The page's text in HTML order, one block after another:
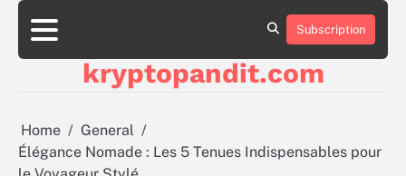
Skip
content
Subscription
kryptopandit.com
Home
General
Élégance Nomade : Les 5 Tenues Indispensables pour